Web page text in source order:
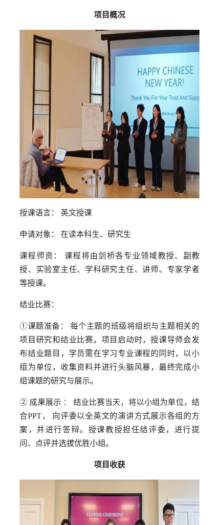
项目概况
授课语言： 英文授课
申请对象： 在读本科生、研究生
课程师资： 课程将由剑桥各专业领域教授、副教
授、实验室主任、学科研究主任、讲师、专家学者
等授课。
结业比赛：
①课题准备： 每个主题的班级将组织与主题相关的
项目研究和结业比赛。项目启动时，授课导师会发
布结业题目，学员需在学习专业课程的同时，以小
组为单位，收集资料并进行头脑风暴，最终完成小
组课题的研究与展示。
② 成果展示 ： 结业比赛当天，将以小组为单位，结
合PPT， 向评委以全英文的演讲方式展示各组的方
案，并进行答辩。授课教授担任结评委，进行提
问、点评并选拔优胜小组。
项目收获